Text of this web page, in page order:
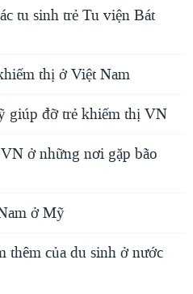
tu sinh trẻ Tu viện Bát
thị ở Việt Nam
giúp đỡ trẻ khiếm thị VN
ở những nơi gặp bão
ở Mỹ
thêm của du sinh ở nước